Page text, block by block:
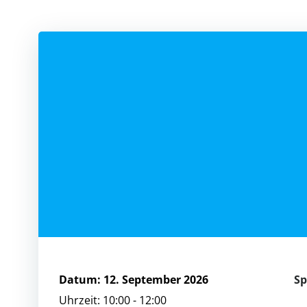
Datum: 12. September 2026
Uhrzeit: 10:00 - 12:00